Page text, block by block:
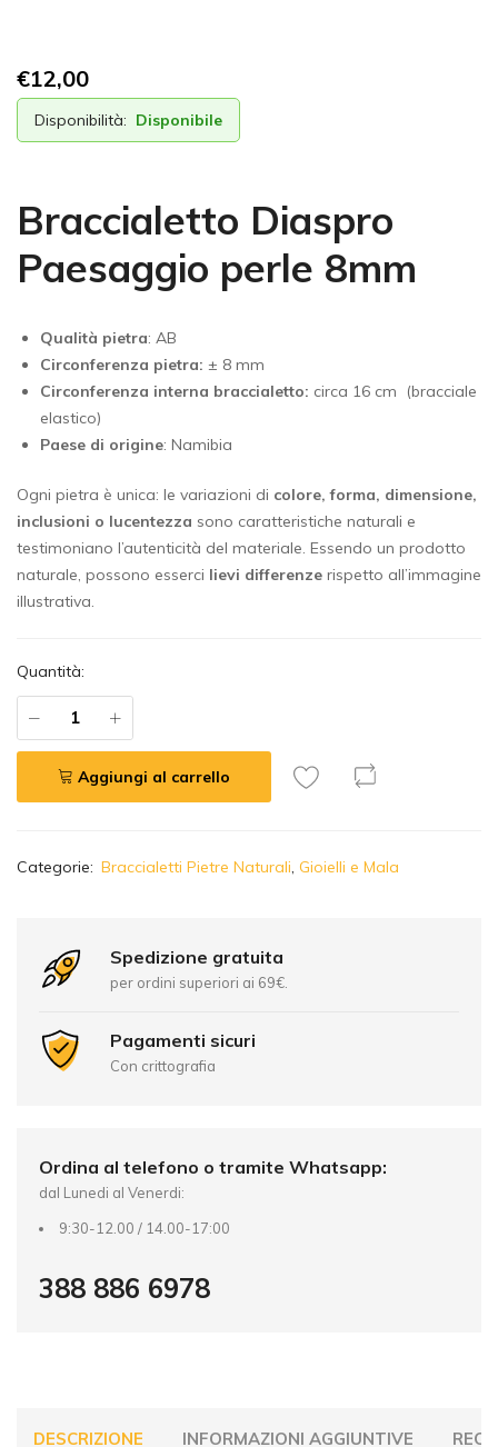
€12,00
Disponibilità: Disponibile
Braccialetto Diaspro
Paesaggio perle 8mm
Qualità pietra: AB
Circonferenza pietra: ± 8 mm
Circonferenza interna braccialetto: circa 16 cm (bracciale
elastico)
Paese di origine: Namibia
Ogni pietra è unica: le variazioni di colore, forma, dimensione,
inclusioni o lucentezza sono caratteristiche naturali e
testimoniano l’autenticità del materiale. Essendo un prodotto
naturale, possono esserci lievi differenze rispetto all’immagine
illustrativa.
Quantità:
Aggiungi al carrello
lCategorie: Braccialetti Pietre Naturali, Gioielli e Mala
Spedizione gratuita
per ordini superiori ai 69€.
Pagamenti sicuri
Con crittografia
Ordina al telefono o tramite Whatsapp:
dal Lunedi al Venerdi:
9:30-12.00 / 14.00-17:00
388 886 6978
DESCRIZIONE INFORMAZIONI AGGIUNTIVE